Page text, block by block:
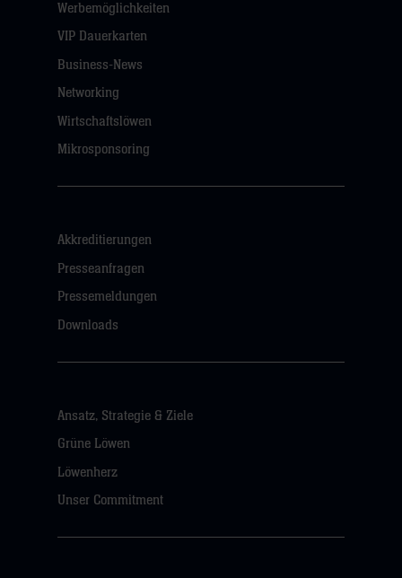
Werbemöglichkeiten
VIP Dauerkarten
Business-News
Networking
Wirtschaftslöwen
Mikrosponsoring
Akkreditierungen
Presseanfragen
Pressemeldungen
Downloads
Ansatz, Strategie & Ziele
Grüne Löwen
Löwenherz
Unser Commitment